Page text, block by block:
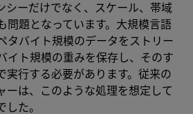
シーだけでなく、スケール、帯域
問題となっています。大規模言語
タバイト規模のデータをストリー
イト規模の重みを保存し、そのす
実行する必要があります。従来の
ーは、このような処理を想定して
た。